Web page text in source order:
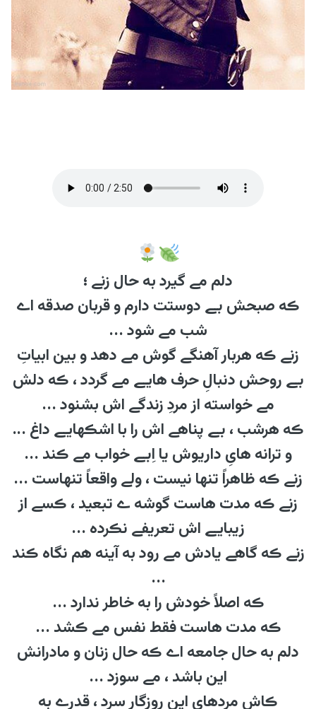
دلم مے گیرد به حال زنے ؛
ڪه صبحش بے دوستت دارم و قربان صدقه اے
شب مے شود ...
زنے ڪه هربار آهنگے گوش مے دهد و بین ابیاتِ
بے روحش دنبالِ حرف هایے مے گردد ، ڪه دلش
مے خواسته از مردِ زندگے اش بشنود ...
ڪه هرشب ، بے پناهے اش را با اشڪهایے داغ ...
و ترانه هایِ داریوش یا اِبے خواب مے ڪند ...
زنے ڪه ظاهراً تنها نیست ، ولے واقعاً تنهاست ...
زنے ڪه مدت هاست گوشه ے تبعید ، ڪسے از
زیبایے اش تعریفے نڪرده ...
زنے ڪه گاهے یادش مے رود به آینه هم نگاه ڪند
...
ڪه اصلاً خودش را به خاطر ندارد ...
ڪه مدت هاست فقط نفس مے ڪشد ...
دلم به حال جامعه اے ڪه حال زنان و مادرانش
این باشد ، مے سوزد ...
ڪاش مردهایِ این روزگارِ سرد ، قدرے به